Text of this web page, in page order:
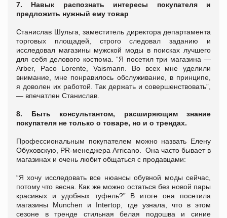
7. Навык распознать интересы покупателя и
предложить нужный ему товар
Станислав Шульга, заместитель директора департамента
торговых площадей, строго следовал заданию и
исследовал магазины мужской моды в поисках лучшего
для себя делового костюма. “Я посетил три магазина —
Arber, Paco Lorente, Vaismann. Во всех мне уделили
внимание, мне понравилось обслуживание, в принципе,
я доволен их работой. Так держать и совершенствовать”,
— впечатлен Станислав.
8. Быть консультантом, расширяющим знание
покупателя не только о товаре, но и о трендах.
Профессиональным покупателем можно назвать Елену
Обуховскую, PR-менеджера Arricano. Она часто бывает в
магазинах и очень любит общаться с продавцами:
“Я хочу исследовать все нюансы обувной моды сейчас,
потому что весна. Как же можно остаться без новой пары
красивых и удобных туфель?” В итоге она посетила
магазины Munchen и Intertop, где узнала, что в этом
сезоне в тренде стильная белая подошва и синие